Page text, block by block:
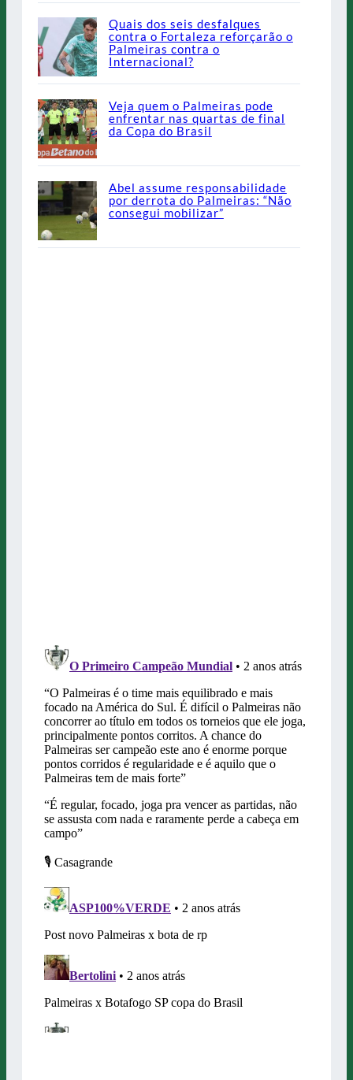
Quais dos seis desfalques
contra o Fortaleza reforçarão o
Palmeiras contra o
Internacional?
Veja quem o Palmeiras pode
enfrentar nas quartas de final
da Copa do Brasil
Abel assume responsabilidade
por derrota do Palmeiras: “Não
consegui mobilizar”